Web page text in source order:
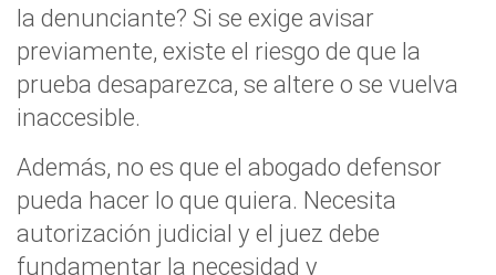
la denunciante? Si se exige avisar
previamente, existe el riesgo de que la
prueba desaparezca, se altere o se vuelva
inaccesible.
Además, no es que el abogado defensor
pueda hacer lo que quiera. Necesita
autorización judicial y el juez debe
fundamentar la necesidad y